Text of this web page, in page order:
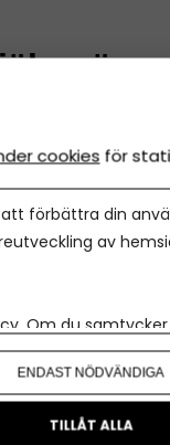
när
att det blir rätt.
vara:
få hjälp
cookies för
förbättra din
av
. Om du
hittar du den
ENDAST NÖDVÄNDIGA
TILLÅT ALLA